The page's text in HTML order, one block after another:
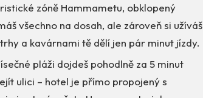
zóně Hammametu, obklopený
všechno na dosah, ale zároveň si užíváš
a kavárnami tě dělí jen pár minut jízdy.
pláži dojdeš pohodlně za 5 minut
ulici – hotel je přímo propojený s